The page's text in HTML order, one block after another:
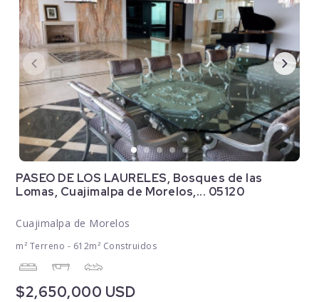
PASEO DE LOS LAURELES, Bosques de las
Lomas, Cuajimalpa de Morelos,... 05120
Cuajimalpa de Morelos
m² Terreno - 612m² Construidos
$2,650,000 USD